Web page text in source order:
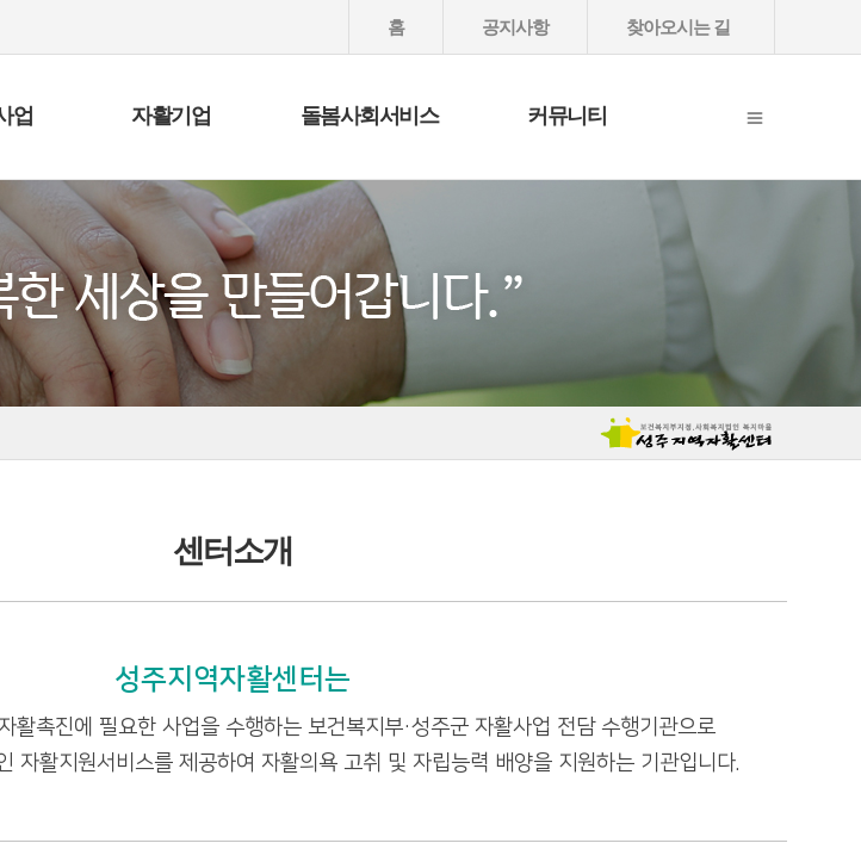
홈 공지사항 찾아오시는 길
업 자활기업 돌봄사회서비스 커뮤니티
센터소개
성주지역자활센터는
활촉진에 필요한 사업을 수행하는 보건복지부·성주군 자활사업 전담 수행기관으로
자활지원서비스를 제공하여 자활의욕 고취 및 자립능력 배양을 지원하는 기관입니다.